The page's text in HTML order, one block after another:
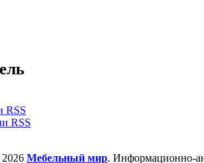
RSS
RSS
Мебельный мир. Информационно-